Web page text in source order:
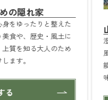
の隠れ家
をゆったりと整えた
食や、歴史・風土に
質を知る大人のため
ます。
る